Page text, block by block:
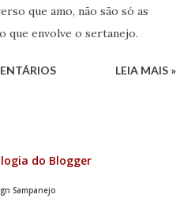
que amo, não são só as
que envolve o sertanejo.
LEIA MAIS »
do Blogger
Sampanejo